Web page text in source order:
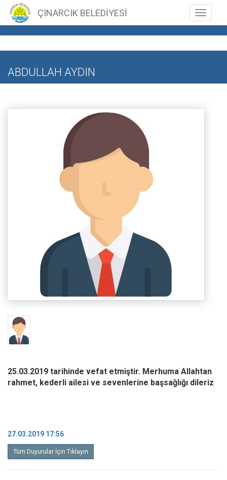
Toggle
ÇINARCIK BELEDİYESİ
ABDULLAH AYDIN
25.03.2019 tarihinde vefat etmiştir. Merhuma Allahtan
rahmet, kederli ailesi ve sevenlerine başsağlığı dileriz
27.03.2019 17:56
Tüm Duyurular İçin Tıklayın